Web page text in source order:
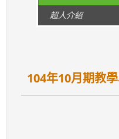
超人介紹
104年10月期教